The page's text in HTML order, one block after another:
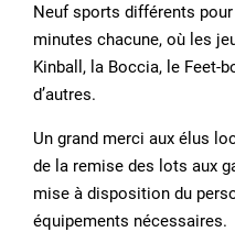
Neuf sports différents
minutes chacune, où les
Kinball, la Boccia, le Feet-
d’autres.
Un grand merci aux élus
de la remise des lots aux
mise à disposition du
équipements nécessaires.